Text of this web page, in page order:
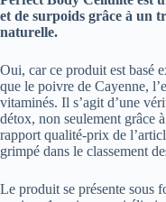
et de surpoids grâce à un
naturelle.
Oui, car ce produit est basé
que le poivre de Cayenne,
vitaminés. Il s’agit d’une
détox, non seulement grâce
rapport qualité-prix de
grimpé dans le classement
Le produit se présente sous